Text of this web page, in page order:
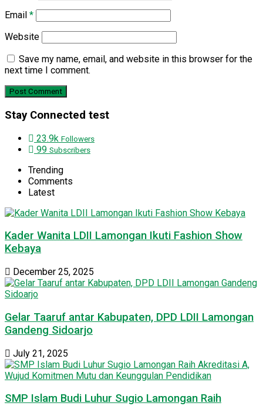
Email *
Website
Save my name, email, and website in this browser for the
next time I comment.
Stay Connected test
23.9k Followers
99 Subscribers
Trending
Comments
Latest
Kader Wanita LDII Lamongan Ikuti Fashion Show
Kebaya
December 25, 2025
Gelar Taaruf antar Kabupaten, DPD LDII Lamongan
Gandeng Sidoarjo
July 21, 2025
SMP Islam Budi Luhur Sugio Lamongan Raih